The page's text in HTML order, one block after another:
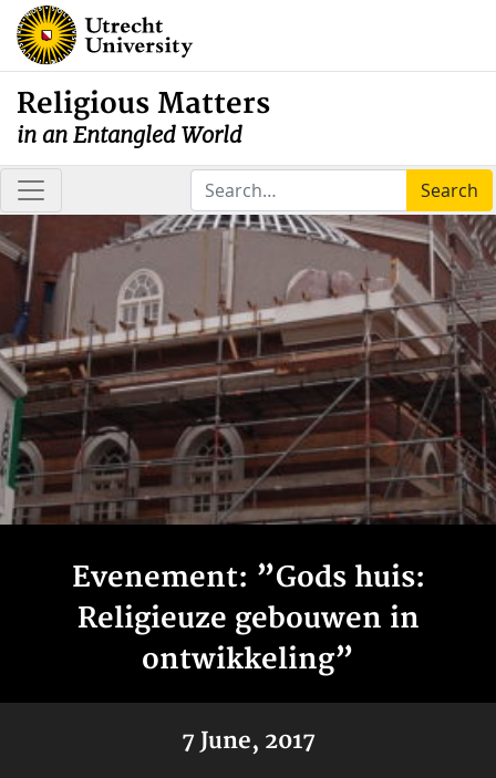
Religious Matters
in an Entangled World
Search
Evenement: ”Gods huis:
Religieuze gebouwen in
ontwikkeling”
7 June, 2017